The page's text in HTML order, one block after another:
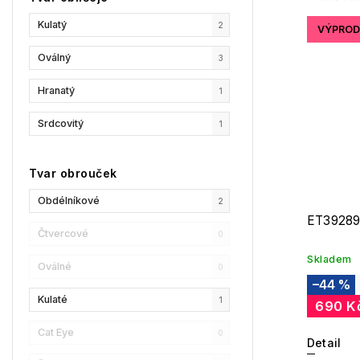
GCDS 0
Liu Jo 0
MaxMara 0
MAX&Co. 0
Reebok
Oscar De La Renta
Donna Karan
DKNY
Calvin Klein
Kulatý 2
Oválný 3
Hranatý 1
Srdcovitý 1
Tvar obrouček
Obdélníkové 2
Čtvercové 0
Oválné 0
Kulaté 1
Cat Eye 0
Skladem
–44 %
690
Detail